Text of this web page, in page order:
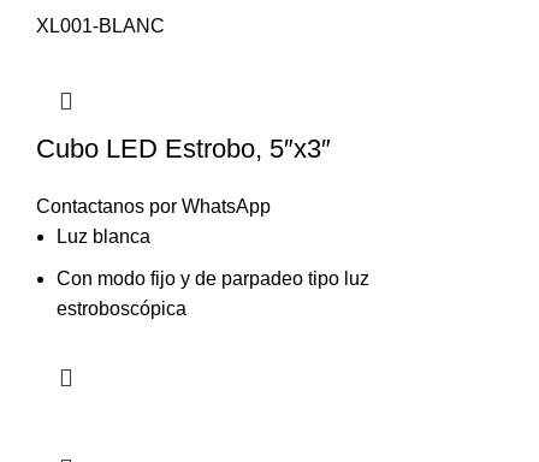
XL001-BLANC
Cubo LED Estrobo, 5″x3″
Contactanos por WhatsApp
Luz blanca
Con modo fijo y de parpadeo tipo luz
estroboscópica